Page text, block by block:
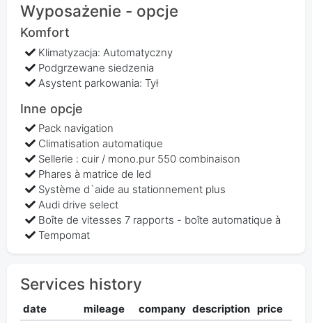
Wyposażenie - opcje
Komfort
Klimatyzacja: Automatyczny
Podgrzewane siedzenia
Asystent parkowania: Tył
Inne opcje
Pack navigation
Climatisation automatique
Sellerie : cuir / mono.pur 550 combinaison
Phares à matrice de led
Système d`aide au stationnement plus
Audi drive select
Boîte de vitesses 7 rapports - boîte automatique à
Tempomat
Services history
date mileage company description price